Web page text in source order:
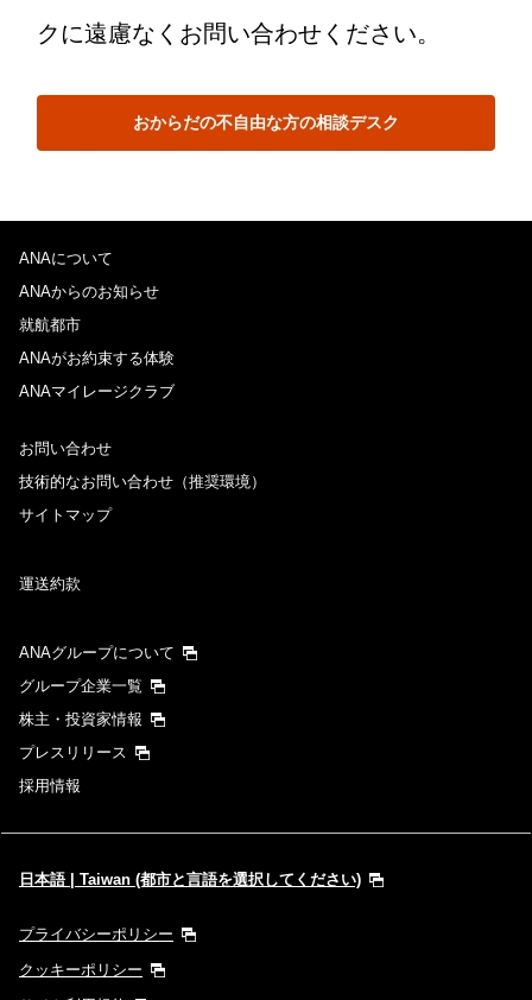
クに遠慮なくお問い合わせください。
おからだの不自由な方の相談デスク
ANAについて
ANAからのお知らせ
就航都市
ANAがお約束する体験
ANAマイレージクラブ
お問い合わせ
技術的なお問い合わせ（推奨環境）
サイトマップ
運送約款
ANAグループについて
グループ企業一覧
株主・投資家情報
プレスリリース
採用情報
日本語 | Taiwan (都市と言語を選択してください)
プライバシーポリシー
クッキーポリシー